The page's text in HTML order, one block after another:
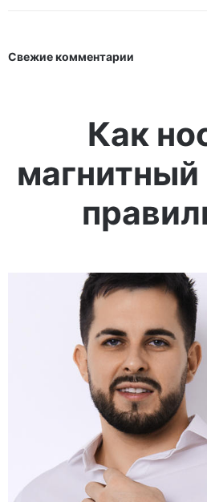
Как
магнитный
Свежие комментарии